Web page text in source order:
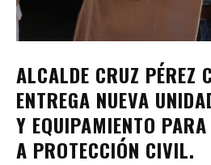
ALCALDE CRUZ PÉREZ
ENTREGA NUEVA
Y EQUIPAMIENTO
A PROTECCIÓN CIVIL.